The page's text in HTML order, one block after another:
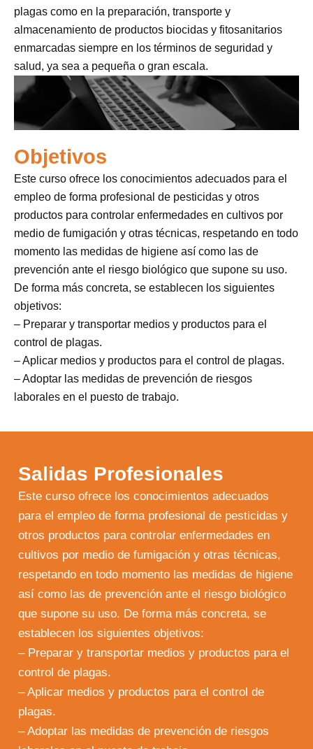
plagas como en la preparación, transporte y
almacenamiento de productos biocidas y fitosanitarios
enmarcadas siempre en los términos de seguridad y
salud, ya sea a pequeña o gran escala.
Objetivos
Este curso ofrece los conocimientos adecuados para el
empleo de forma profesional de pesticidas y otros
productos para controlar enfermedades en cultivos por
medio de fumigación y otras técnicas, respetando en todo
momento las medidas de higiene así como las de
prevención ante el riesgo biológico que supone su uso.
De forma más concreta, se establecen los siguientes
objetivos:
– Preparar y transportar medios y productos para el
control de plagas.
– Aplicar medios y productos para el control de plagas.
– Adoptar las medidas de prevención de riesgos
laborales en el puesto de trabajo.
Salidas Profesionales
Este curso ofrece los conocimientos adecuados
para el empleo de forma profesional de pesticidas y
otros productos para controlar enfermedades en
cultivos por medio de fumigación y otras técnicas,
respetando en todo momento las medidas de higiene
así como las de prevención ante el riesgo biológico
que supone su uso. De forma más concreta, se
establecen los siguientes objetivos:
– Preparar y transportar medios y productos para el
control de plagas.
– Aplicar medios y productos para el control de
plagas.
– Adoptar las medidas de prevención de riesgos